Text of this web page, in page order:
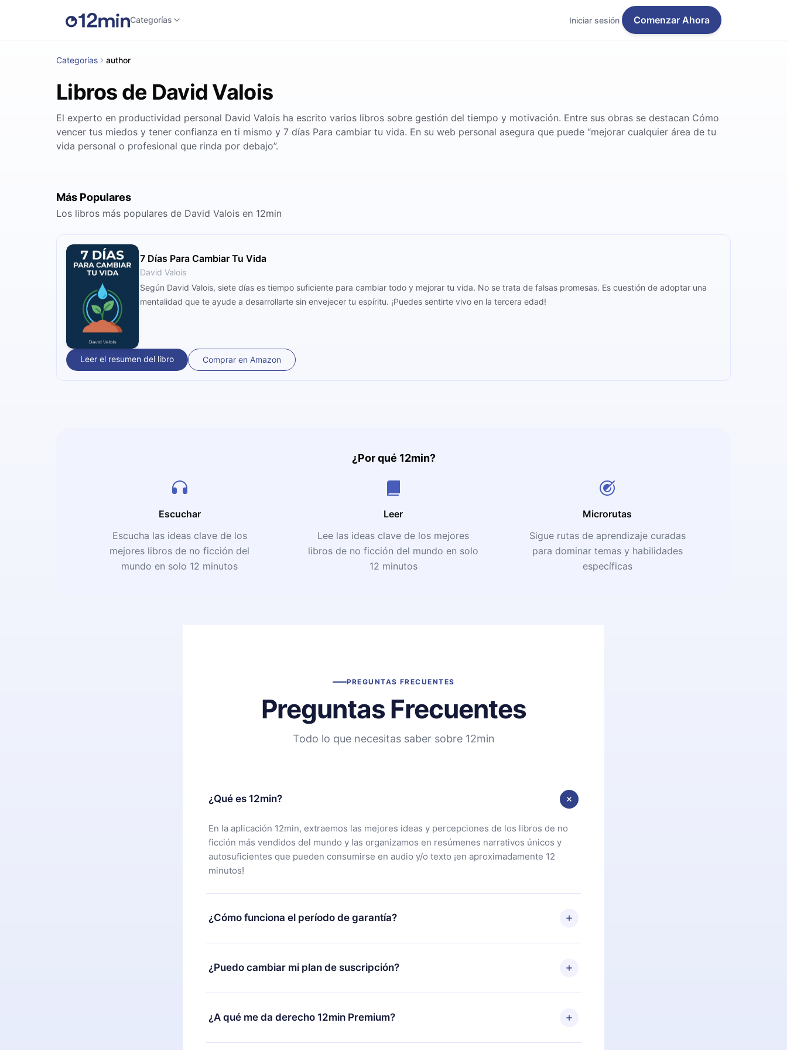
Categorías Iniciar sesión Comenzar Ahora
Categorías author
Libros de David Valois
El experto en productividad personal David Valois ha escrito varios libros sobre gestión del tiempo y motivación. Entre sus obras se destacan Cómo
vencer tus miedos y tener confianza en ti mismo y 7 días Para cambiar tu vida. En su web personal asegura que puede “mejorar cualquier área de tu
vida personal o profesional que rinda por debajo”.
Más Populares
Los libros más populares de David Valois en 12min
7 Días Para Cambiar Tu Vida
David Valois
Según David Valois, siete días es tiempo suficiente para cambiar todo y mejorar tu vida. No se trata de falsas promesas. Es cuestión de adoptar una
mentalidad que te ayude a desarrollarte sin envejecer tu espíritu. ¡Puedes sentirte vivo en la tercera edad!
Leer el resumen del libro Comprar en Amazon
¿Por qué 12min?
Escuchar
Escucha las ideas clave de los
mejores libros de no ficción del
mundo en solo 12 minutos
Leer
Lee las ideas clave de los mejores
libros de no ficción del mundo en solo
12 minutos
Microrutas
Sigue rutas de aprendizaje curadas
para dominar temas y habilidades
específicas
PREGUNTAS FRECUENTES
Preguntas Frecuentes
Todo lo que necesitas saber sobre 12min
¿Qué es 12min?
En la aplicación 12min, extraemos las mejores ideas y percepciones de los libros de no
ficción más vendidos del mundo y las organizamos en resúmenes narrativos únicos y
autosuficientes que pueden consumirse en audio y/o texto ¡en aproximadamente 12
minutos!
¿Cómo funciona el período de garantía?
Puedes descargar nuestra aplicación y comenzar a disfrutar de nuestra biblioteca. Si por
alguna razón no estás satisfecho con nuestra plataforma, simplemente contacta a
nuestro equipo de soporte (
contacto@12min.com
¿Puedo cambiar mi plan de suscripción?
Sí, pero el cambio solo se aplicará a partir del próximo período de facturación. Por
ejemplo, si decides cambiar tu suscripción mensual a anual, después de confirmar el
cambio al plan anual, el nuevo plan solo se aplicará y cobrará después del aniversario de
¿A qué me da derecho 12min Premium?
12min Premium es un plan que te garantiza acceso a toda nuestra biblioteca de más de